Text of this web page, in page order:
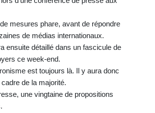
mesures phare, avant de répondre
de médias internationaux.
ensuite détaillé dans un fascicule de
ce week-end.
est toujours là. Il y aura donc
de la majorité.
une vingtaine de propositions